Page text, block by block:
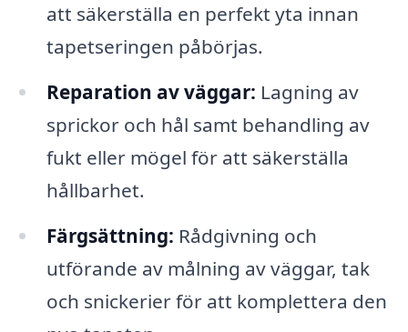
att säkerställa en perfekt yta innan
tapetseringen påbörjas.
Reparation av väggar: Lagning av
sprickor och hål samt behandling av
fukt eller mögel för att säkerställa
hållbarhet.
Färgsättning: Rådgivning och
utförande av målning av väggar, tak
och snickerier för att komplettera den